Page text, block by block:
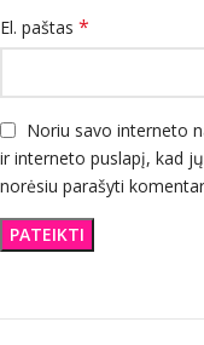
El. paštas *
Noriu savo interneto
ir interneto puslapį, kad
norėsiu parašyti